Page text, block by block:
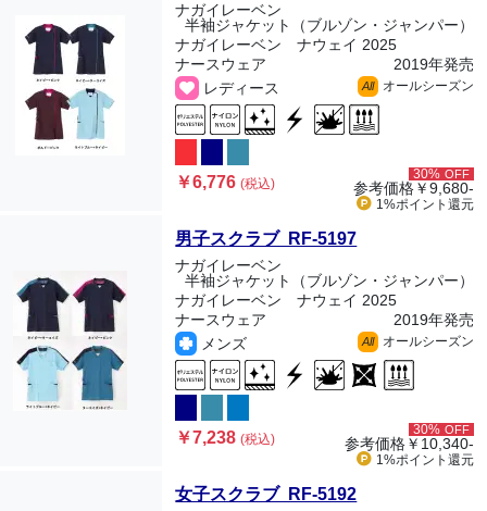
ナガイレーベン
半袖ジャケット（ブルゾン・ジャンパー）
ナガイレーベン ナウェイ 2025
ナースウェア
2019年発売
レディース
All オールシーズン
￥6,776(税込)
30% OFF
参考価格￥9,680-
1%ポイント 還元
男子スクラブ RF-5197
ナガイレーベン
半袖ジャケット（ブルゾン・ジャンパー）
ナガイレーベン ナウェイ 2025
ナースウェア
2019年発売
メンズ
All オールシーズン
￥7,238(税込)
30% OFF
参考価格￥10,340-
1%ポイント 還元
女子スクラブ RF-5192